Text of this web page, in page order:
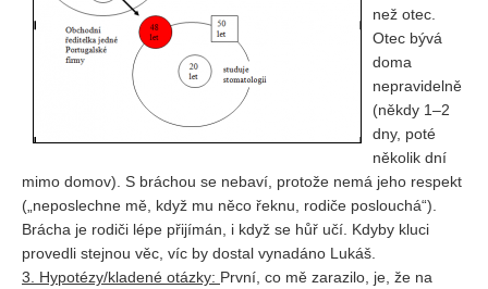
než otec.
Otec bývá
doma
nepravidelně
(někdy 1–2
dny, poté
několik dní
mimo domov). S bráchou se nebaví, protože nemá jeho respekt
(„neposlechne mě, když mu něco řeknu, rodiče poslouchá“).
Brácha je rodiči lépe přijímán, i když se hůř učí. Kdyby kluci
provedli stejnou věc, víc by dostal vynadáno Lukáš.
3. Hypotézy/kladené otázky: První, co mě zarazilo, je, že na